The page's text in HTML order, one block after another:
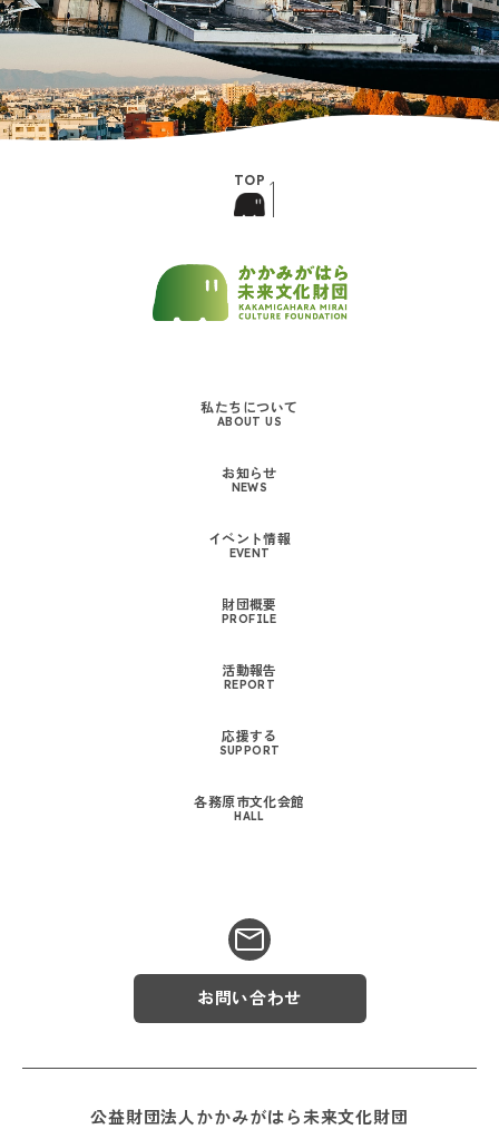
私たちについて
ABOUT US
お知らせ
NEWS
イベント情報
EVENT
財団概要
PROFILE
活動報告
REPORT
応援する
SUPPORT
各務原市文化会館
HALL
お問い合わせ
公益財団法人かかみがはら未来文化財団